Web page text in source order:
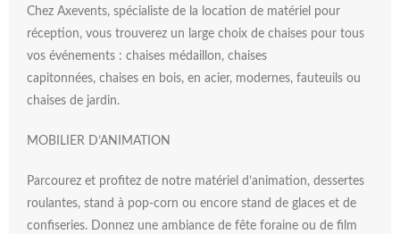
Chez Axevents, spécialiste de la location de matériel pour
réception, vous trouverez un large choix de chaises pour tous
vos événements : chaises médaillon, chaises
capitonnées, chaises en bois, en acier, modernes, fauteuils ou
chaises de jardin.
MOBILIER D’ANIMATION
Parcourez et profitez de notre matériel d’animation, dessertes
roulantes, stand à pop-corn ou encore stand de glaces et de
confiseries. Donnez une ambiance de fête foraine ou de film